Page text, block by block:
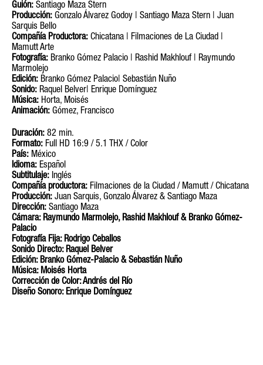
Guión: Santiago Maza Stern
Producción: Gonzalo Álvarez Godoy | Santiago Maza Stern | Juan
Sarquis Bello
Compañía Productora: Chicatana | Filmaciones de La Ciudad |
Mamutt Arte
Fotografía: Branko Gómez Palacio | Rashid Makhlouf | Raymundo
Marmolejo
Edición: Branko Gómez Palacio| Sebastián Nuño
Sonido: Raquel Belver| Enrique Domínguez
Música: Horta, Moisés
Animación: Gómez, Francisco
Duración: 82 min.
Formato: Full HD 16:9 / 5.1 THX / Color
País: México
Idioma: Español
Subtitulaje: Inglés
Compañía productora: Filmaciones de la Ciudad / Mamutt / Chicatana
Producción: Juan Sarquis, Gonzalo Álvarez & Santiago Maza
Dirección: Santiago Maza
Cámara: Raymundo Marmolejo, Rashid Makhlouf & Branko Gómez-
Palacio
Fotografía Fija:Rodrigo Ceballos
Sonido Directo:Raquel Belver
Edición:Branko Gómez-Palacio & Sebastián Nuño
Música:Moisés Horta
Corrección de Color:Andrés del Río
Diseño Sonoro:Enrique Domínguez